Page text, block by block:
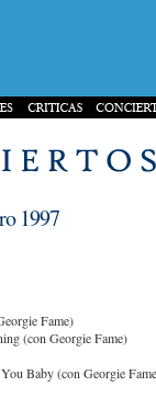
1997
Fame)
(con Georgie Fame)
Baby (con Georgie